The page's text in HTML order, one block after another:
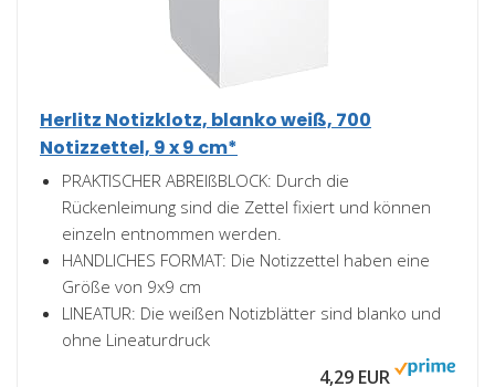
Herlitz Notizklotz, blanko weiß, 700
Notizzettel, 9 x 9 cm*
PRAKTISCHER ABREIßBLOCK: Durch die
Rückenleimung sind die Zettel fixiert und können
einzeln entnommen werden.
HANDLICHES FORMAT: Die Notizzettel haben eine
Größe von 9x9 cm
LINEATUR: Die weißen Notizblätter sind blanko und
ohne Lineaturdruck
4,29 EUR